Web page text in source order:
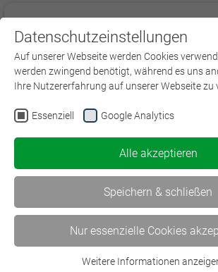
< Angehoben: Azubis in der…
Vorsprung
Datenschutzeinstellungen
Auf unserer Webseite werden Cookies
werden zwingend benötigt, während es uns
Ihre Nutzererfahrung auf unserer Webseite zu
Essenziell Google Analytics
Alle akzeptieren
Speichern & schließen
Nur essenzielle Cookies
Weitere Informationen